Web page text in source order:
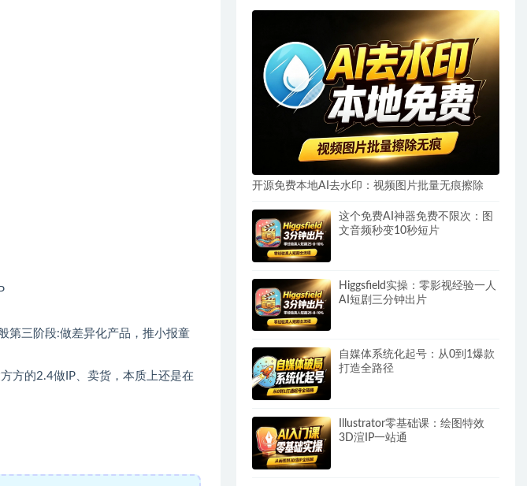
第三阶段:做差异化产品，推小报童
方的2.4做IP、卖货，本质上还是在
开源免费本地AI去水印：视频图片批量无痕擦除
这个免费AI神器免费不限次：图
文音频秒变10秒短片
Higgsfield实操：零影视经验一人
AI短剧三分钟出片
自媒体系统化起号：从0到1爆款
打造全路径
Illustrator零基础课：绘图特效
3D渲IP一站通